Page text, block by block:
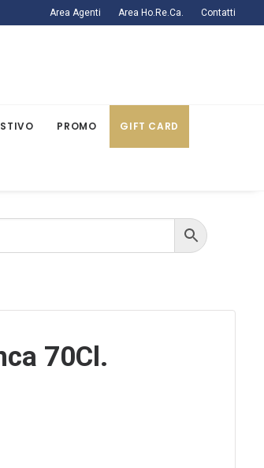
Area Agenti Area Ho.Re.Ca. Contatti
PROMO GIFT CARD
70Cl.